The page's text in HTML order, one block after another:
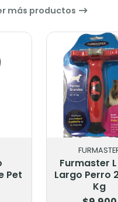
más productos
Pet
Furmaster
Largo Perro
Kg